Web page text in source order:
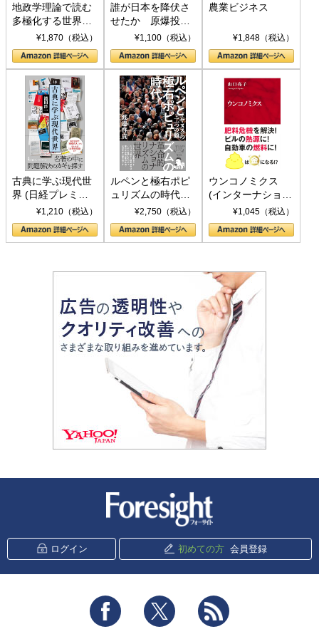
地政学理論で読む
多極化する世界：
トランプとBRICS
の挑戦
¥1,870（税込）
誰が日本を降伏さ
せたか 原爆投
下、ソ連参戦、そ
して聖断 (PHP新
書)
¥1,100（税込）
農業ビジネス
¥1,848（税込）
古典に学ぶ現代世
界 (日経プレミア
シリーズ)¥1,210（税込）
ルペンと極右ポピ
ュリズムの時代：
〈ヤヌス〉の二つ
の顔
¥2,750（税込）
ウンコノミクス
(インターナショナ
ル新書)¥1,045（税込）
ログイン 初めての方 会員登録
Facebook Twitter